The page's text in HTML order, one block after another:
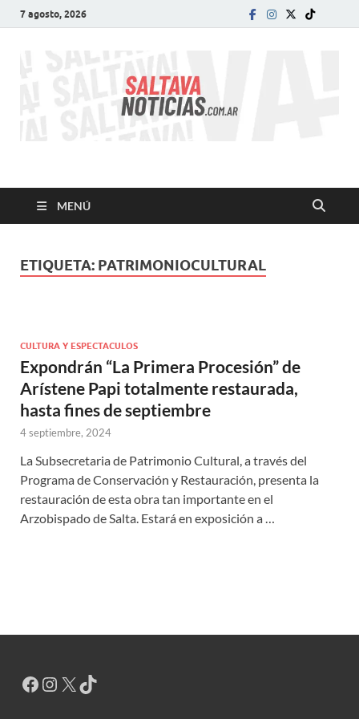
7 agosto, 2026
SALTA VA!
MENÚ
ETIQUETA: PATRIMONIOCULTURAL
CULTURA Y ESPECTACULOS
Expondrán “La Primera Procesión” de
Arístene Papi totalmente restaurada,
hasta fines de septiembre
4 septiembre, 2024
La Subsecretaria de Patrimonio Cultural, a través del
Programa de Conservación y Restauración, presenta la
restauración de esta obra tan importante en el
Arzobispado de Salta. Estará en exposición a …